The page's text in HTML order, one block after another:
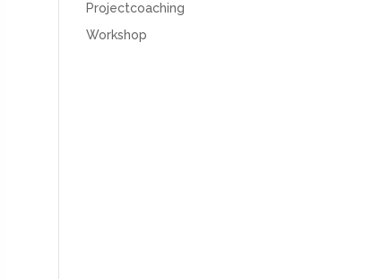
Projectcoaching
Workshop